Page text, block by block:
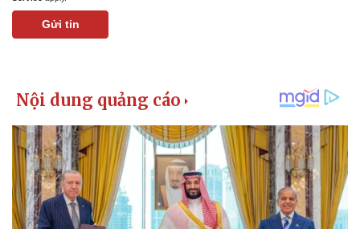
Gửi tin